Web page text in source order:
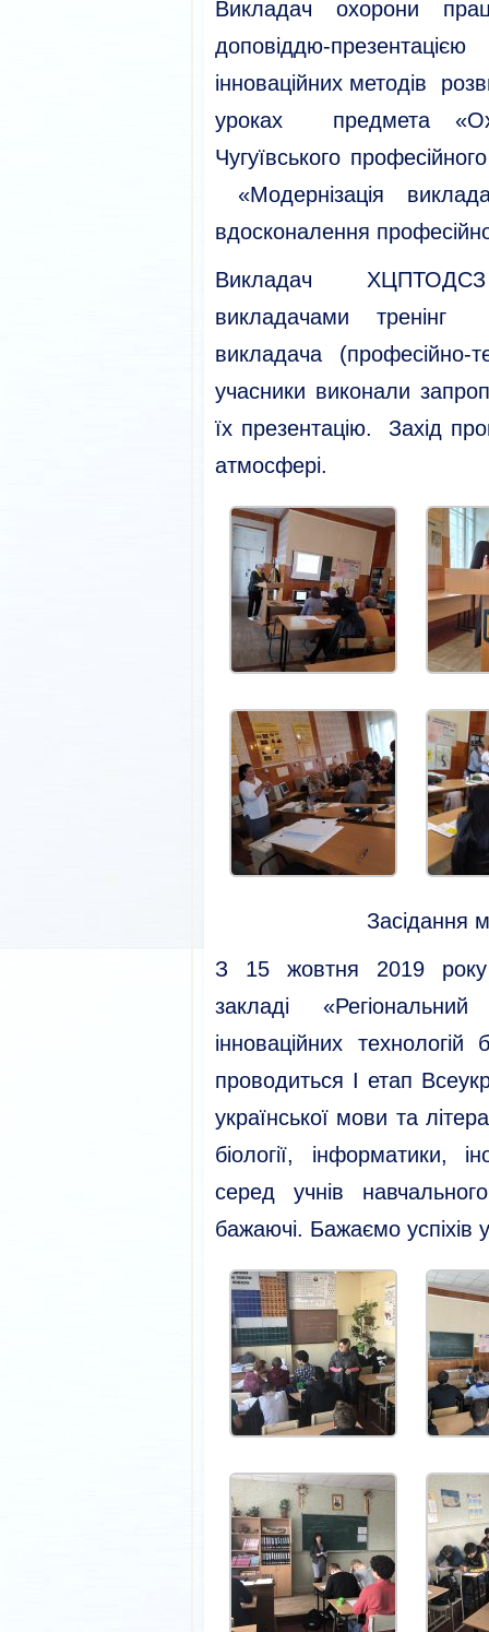
Викладач охорони
доповіддю-
інноваційних методів
уроках предмета
Чугуївського
«Модернізація
вдосконалення
Викладач
викладачами тренінг
викладача (професійно-
учасники виконали
їх презентацію. Захід
атмосфері.
Засідання
З 15 жовтня 2019
закладі
інноваційних технологій
проводиться І етап
української мови та
біології, інформатики,
серед учнів
бажаючі. Бажаємо успіхів